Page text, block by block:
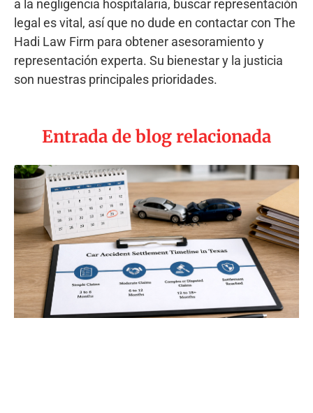
a la negligencia hospitalaria, buscar representación
legal es vital, así que no dude en contactar con The
Hadi Law Firm para obtener asesoramiento y
representación experta. Su bienestar y la justicia
son nuestras principales prioridades.
Entrada de blog relacionada